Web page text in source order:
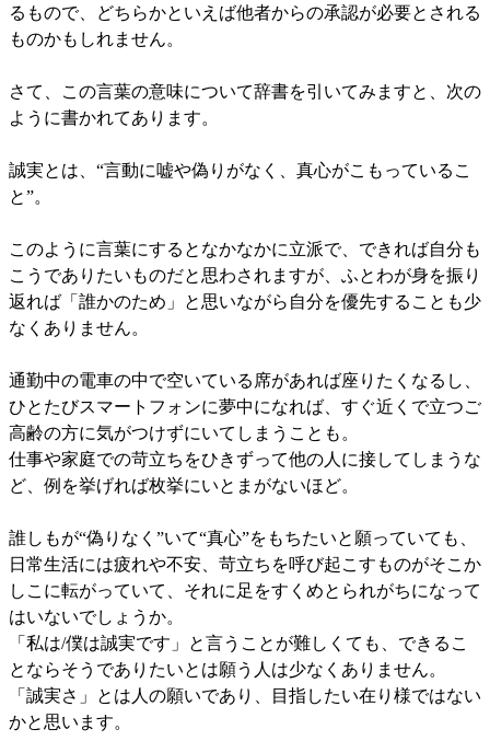
るもので、どちらかといえば他者からの承認が必要とされる
ものかもしれません。
さて、この言葉の意味について辞書を引いてみますと、次の
ように書かれてあります。
誠実とは、“言動に嘘や偽りがなく、真心がこもっているこ
と”。
このように言葉にするとなかなかに立派で、できれば自分も
こうでありたいものだと思わされますが、ふとわが身を振り
返れば「誰かのため」と思いながら自分を優先することも少
なくありません。
通勤中の電車の中で空いている席があれば座りたくなるし、
ひとたびスマートフォンに夢中になれば、すぐ近くで立つご
高齢の方に気がつけずにいてしまうことも。
仕事や家庭での苛立ちをひきずって他の人に接してしまうな
ど、例を挙げれば枚挙にいとまがないほど。
誰しもが“偽りなく”いて“真心”をもちたいと願っていても、
日常生活には疲れや不安、苛立ちを呼び起こすものがそこか
しこに転がっていて、それに足をすくめとられがちになって
はいないでしょうか。
「私は/僕は誠実です」と言うことが難しくても、できるこ
とならそうでありたいとは願う人は少なくありません。
「誠実さ」とは人の願いであり、目指したい在り様ではない
かと思います。